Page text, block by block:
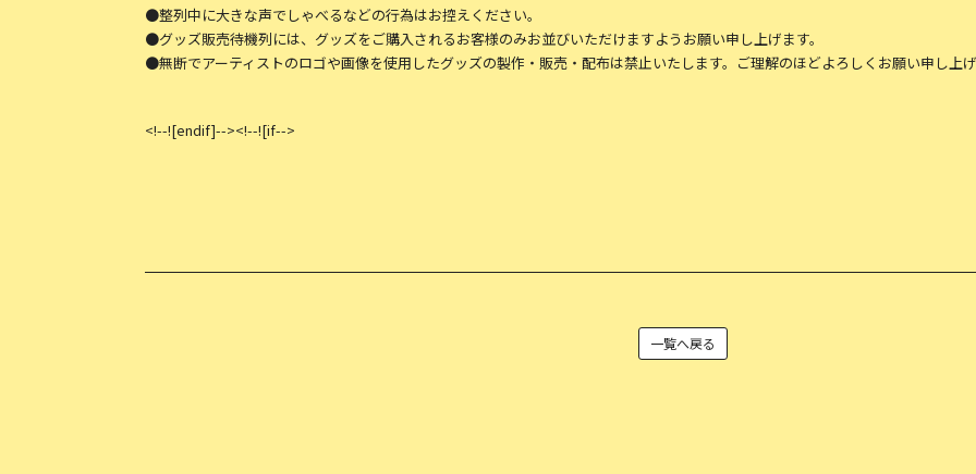
●整列中に大きな声でしゃべるなどの行為はお控えください。
●グッズ販売待機列には、グッズをご購入されるお客様のみお並びいただけますようお願い申し上げます。
●無断でアーティストのロゴや画像を使用したグッズの製作・販売・配布は禁止いたします。ご理解のほどよろしくお願い申し上
<!--![endif]--><!--![if-->
一覧へ戻る